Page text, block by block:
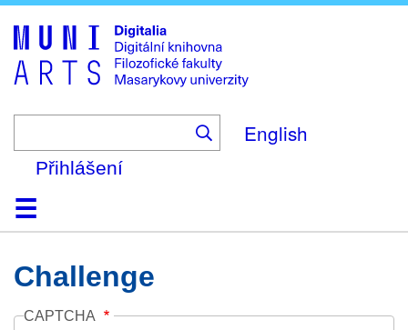
to
main
content
English
Přihlášení
DomůKolekce
Prohlížení
Vyhledávání
O platformě
Nápověda
KontaktDigitalia
Challenge
CAPTCHA